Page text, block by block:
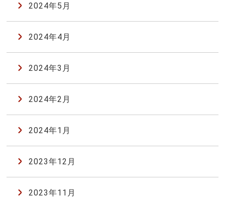
2024年5月
2024年4月
2024年3月
2024年2月
2024年1月
2023年12月
2023年11月